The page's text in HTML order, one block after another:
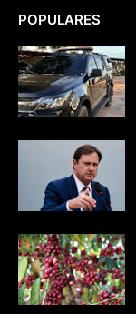
POPULARES